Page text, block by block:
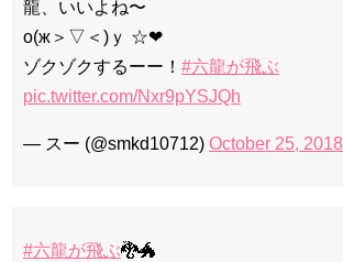
龍、いいよね〜
о(ж＞▽＜)ｙ ☆❤
ゾクゾクするーー！ #六龍が飛ぶ
pic.twitter.com/Nxr9pYSJQh
— スー (@smkd10712) October 25, 2018
#六龍が飛ぶ🐉🐲